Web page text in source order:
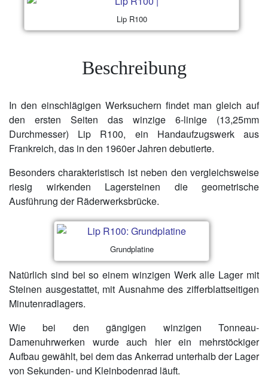
Lip R100
Beschreibung
In den einschlägigen Werksuchern findet man gleich auf
den ersten Seiten das winzige 6-linige (13,25mm
Durchmesser) Lip R100, ein Handaufzugswerk aus
Frankreich, das in den 1960er Jahren debutierte.
Besonders charakteristisch ist neben den vergleichsweise
riesig wirkenden Lagersteinen die geometrische
Ausführung der Räderwerksbrücke.
Grundplatine
Natürlich sind bei so einem winzigen Werk alle Lager mit
Steinen ausgestattet, mit Ausnahme des zifferblattseitigen
Minutenradlagers.
Wie bei den gängigen winzigen Tonneau-
Damenuhrwerken wurde auch hier ein mehrstöckiger
Aufbau gewählt, bei dem das Ankerrad unterhalb der Lager
von Sekunden- und Kleinbodenrad läuft.